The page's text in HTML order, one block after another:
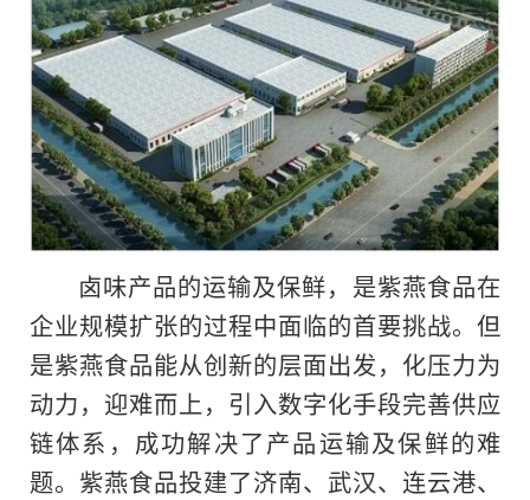
卤味产品的运输及保鲜，是紫燕食品在
企业规模扩张的过程中面临的首要挑战。但
是紫燕食品能从创新的层面出发，化压力为
动力，迎难而上，引入数字化手段完善供应
链体系，成功解决了产品运输及保鲜的难
题。紫燕食品投建了济南、武汉、连云港、